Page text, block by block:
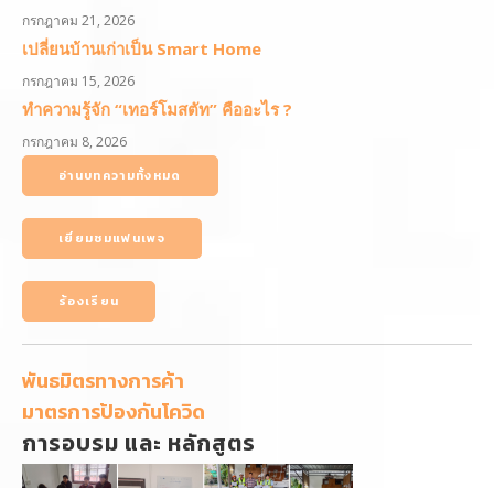
กรกฎาคม 21, 2026
เปลี่ยนบ้านเก่าเป็น Smart Home
กรกฎาคม 15, 2026
ทำความรู้จัก “เทอร์โมสตัท” คืออะไร ?
กรกฎาคม 8, 2026
อ่านบทความทั้งหมด
เยี่ยมชมแฟนเพจ
ร้องเรียน
พันธมิตรทางการค้า
มาตรการป้องกันโควิด
การอบรม และ หลักสูตร